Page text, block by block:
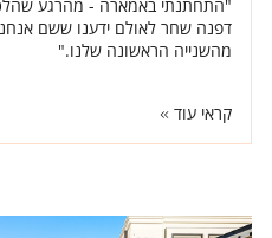
"התחתנתי באמארה - מהרגע
דפנה שחר לאולם ידענו ששם
מהשנייה הראשונה שלנו."
קראי עוד